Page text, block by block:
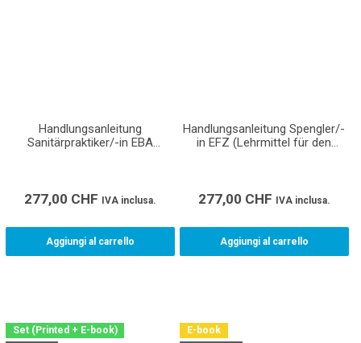
Handlungsanleitung
Sanitärpraktiker/-in EBA
277,00 CHF IVA inclusa.
Aggiungi al carrello
Handlungsanleitung Spengler/-
in EFZ (Lehrmittel für den
277,00 CHF IVA inclusa.
Aggiungi al carrello
Set (Printed + E-book)
E-book